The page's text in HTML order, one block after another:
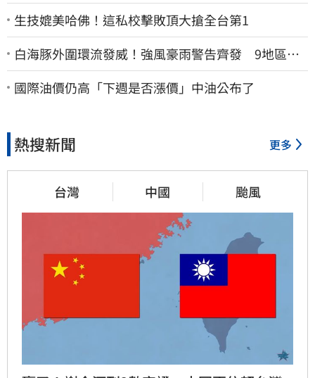
生技媲美哈佛！這私校擊敗頂大搶全台第1
白海豚外圍環流發威！強風豪雨警告齊發 9地區風
雨預測達停班課標準
國際油價仍高「下週是否漲價」中油公布了
熱搜新聞 更多
台灣 中國 颱風